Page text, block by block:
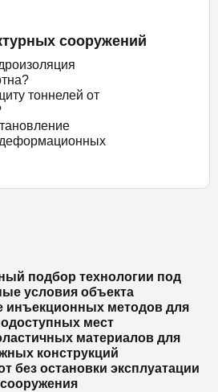
сооружений
тоннелей от
деформационных
подбор технологии под
условия объекта
инъекционных методов для
мест
материалов для
конструкций
без остановки эксплуатации
сооружения